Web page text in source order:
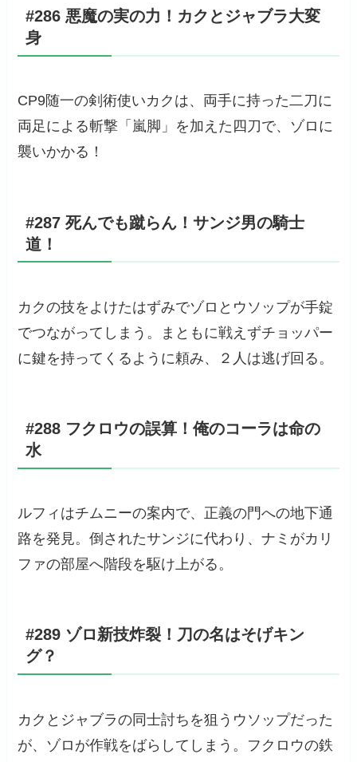
#286 悪魔の実の力！カクとジャブラ大変
身
CP9随一の剣術使いカクは、両手に持った二刀に
両足による斬撃「嵐脚」を加えた四刀で、ゾロに
襲いかかる！
#287 死んでも蹴らん！サンジ男の騎士
道！
カクの技をよけたはずみでゾロとウソップが手錠
でつながってしまう。まともに戦えずチョッパー
に鍵を持ってくるように頼み、２人は逃げ回る。
#288 フクロウの誤算！俺のコーラは命の
水
ルフィはチムニーの案内で、正義の門への地下通
路を発見。倒されたサンジに代わり、ナミがカリ
ファの部屋へ階段を駆け上がる。
#289 ゾロ新技炸裂！刀の名はそげキン
グ？
カクとジャブラの同士討ちを狙うウソップだった
が、ゾロが作戦をばらしてしまう。フクロウの鉄